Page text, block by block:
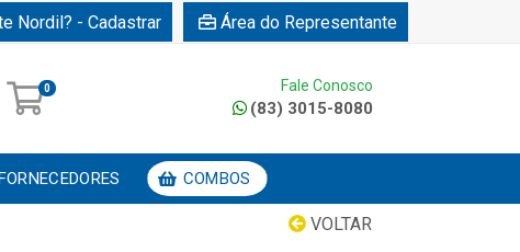
Nordil? - Cadastrar Área do Representante
0 Fale Conosco
(83) 3015-8080
COMBOS
VOLTAR